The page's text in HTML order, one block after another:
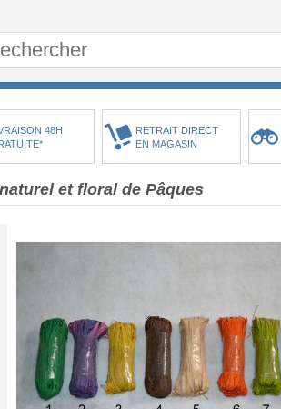
48H
RETRAIT DIRECT
EN MAGASIN
et floral de Pâques